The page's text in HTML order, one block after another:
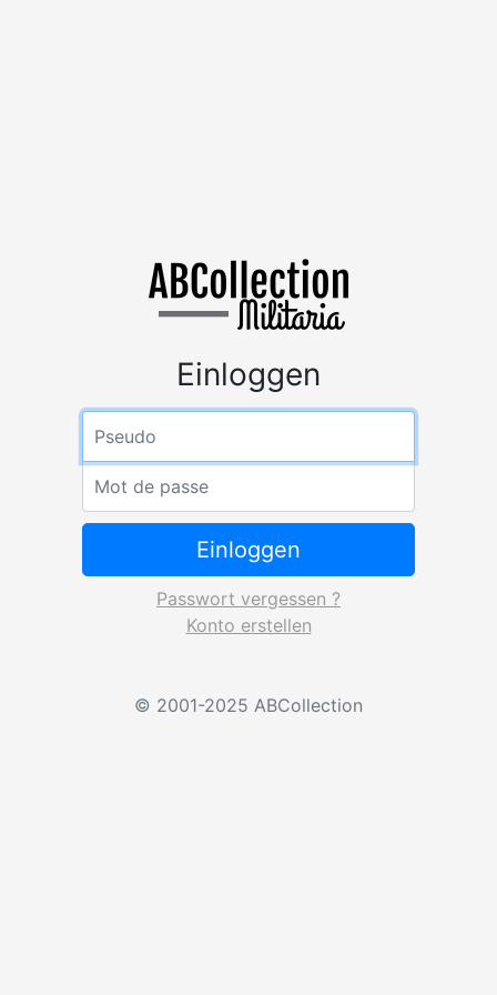
Einloggen
Einloggen
Passwort vergessen ?
Konto erstellen
© 2001-2025 ABCollection